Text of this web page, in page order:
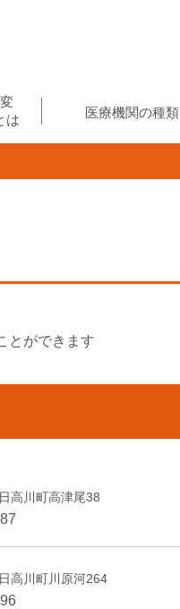
は
医療機関の種類
とができます
高川町高津尾38
高川町川原河264